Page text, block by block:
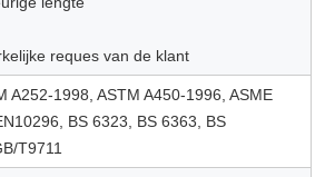
reques van de klant
A252-1998, ASTM A450-1996, ASME
BS 6323, BS 6363, BS
T9711